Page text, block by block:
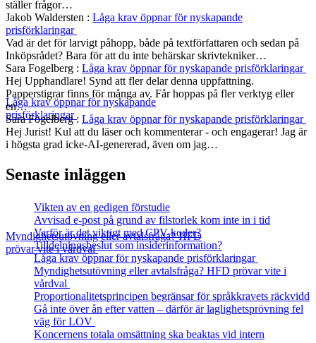
Låga krav öppnar för nyskapande
prisförklaringar
Myndighetsutövning eller avtalsfråga? HFD
prövar vite i vårdval
ställer frågor…
Jakob Waldersten : Låga krav öppnar för nyskapande
prisförklaringar
Vad är det för larvigt påhopp, både på textförfattaren och sedan på
Inköpsrådet? Bara för att du inte behärskar skrivtekniker…
Sara Fogelberg : Låga krav öppnar för nyskapande prisförklaringar
Hej Upphandlare! Synd att fler delar denna uppfattning.
Papperstigrar finns för många av. Får hoppas på fler verktyg eller
en…
Sara Fogelberg: Låga krav öppnar för nyskapande prisförklaringar
Hej Jurist! Kul att du läser och kommenterar - och engagerar! Jag är
i högsta grad icke-AI-genererad, även om jag…
Senaste inläggen
Vikten av en gedigen förstudie
Avvisad e-post på grund av filstorlek kom inte in i tid
Varför är det viktigt med CPV-koder?
Tilldelningsbeslut som insiderinformation?
Låga krav öppnar för nyskapande prisförklaringar
Myndighetsutövning eller avtalsfråga? HFD prövar vite i
vårdval
Proportionalitetsprincipen begränsar för språkkravets räckvidd
Gå inte över ån efter vatten – därför är laglighetsprövning fel
väg för LOV
Koncernens totala omsättning ska beaktas vid intern